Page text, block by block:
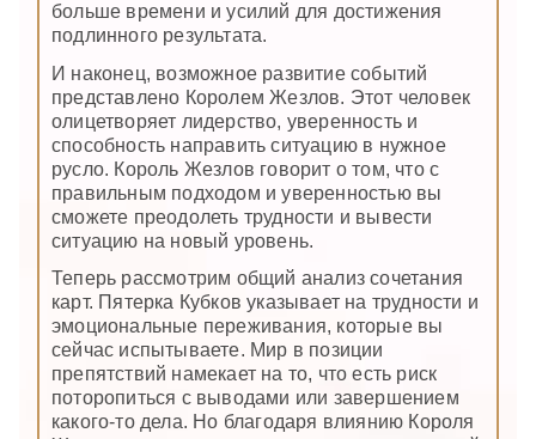
больше времени и усилий для достижения
подлинного результата.
И наконец, возможное развитие событий
представлено Королем Жезлов. Этот человек
олицетворяет лидерство, уверенность и
способность направить ситуацию в нужное
русло. Король Жезлов говорит о том, что с
правильным подходом и уверенностью вы
сможете преодолеть трудности и вывести
ситуацию на новый уровень.
Теперь рассмотрим общий анализ сочетания
карт. Пятерка Кубков указывает на трудности и
эмоциональные переживания, которые вы
сейчас испытываете. Мир в позиции
препятствий намекает на то, что есть риск
поторопиться с выводами или завершением
какого-то дела. Но благодаря влиянию Короля